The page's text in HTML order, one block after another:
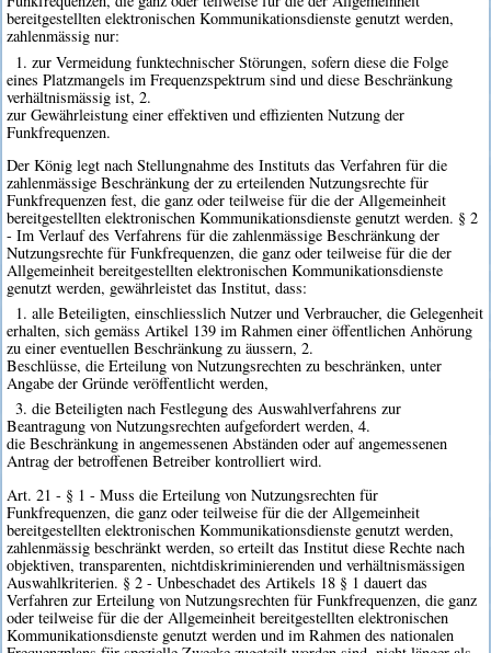
bereitgestellten elektronischen Kommunikationsdienste genutzt werden,
zahlenmässig nur:
1. zur Vermeidung funktechnischer Störungen, sofern diese die Folge
eines Platzmangels im Frequenzspektrum sind und diese Beschränkung
verhältnismässig ist, 2.
zur Gewährleistung einer effektiven und effizienten Nutzung der
Funkfrequenzen.
Der König legt nach Stellungnahme des Instituts das Verfahren für die
zahlenmässige Beschränkung der zu erteilenden Nutzungsrechte für
Funkfrequenzen fest, die ganz oder teilweise für die der Allgemeinheit
bereitgestellten elektronischen Kommunikationsdienste genutzt werden. § 2
- Im Verlauf des Verfahrens für die zahlenmässige Beschränkung der
Nutzungsrechte für Funkfrequenzen, die ganz oder teilweise für die der
Allgemeinheit bereitgestellten elektronischen Kommunikationsdienste
genutzt werden, gewährleistet das Institut, dass:
1. alle Beteiligten, einschliesslich Nutzer und Verbraucher, die Gelegenheit
erhalten, sich gemäss Artikel 139 im Rahmen einer öffentlichen Anhörung
zu einer eventuellen Beschränkung zu äussern, 2.
Beschlüsse, die Erteilung von Nutzungsrechten zu beschränken, unter
Angabe der Gründe veröffentlicht werden,
3. die Beteiligten nach Festlegung des Auswahlverfahrens zur
Beantragung von Nutzungsrechten aufgefordert werden, 4.
die Beschränkung in angemessenen Abständen oder auf angemessenen
Antrag der betroffenen Betreiber kontrolliert wird.
Art. 21 - § 1 - Muss die Erteilung von Nutzungsrechten für
Funkfrequenzen, die ganz oder teilweise für die der Allgemeinheit
bereitgestellten elektronischen Kommunikationsdienste genutzt werden,
zahlenmässig beschränkt werden, so erteilt das Institut diese Rechte nach
objektiven, transparenten, nichtdiskriminierenden und verhältnismässigen
Auswahlkriterien. § 2 - Unbeschadet des Artikels 18 § 1 dauert das
Verfahren zur Erteilung von Nutzungsrechten für Funkfrequenzen, die ganz
oder teilweise für die der Allgemeinheit bereitgestellten elektronischen
Kommunikationsdienste genutzt werden und im Rahmen des nationalen